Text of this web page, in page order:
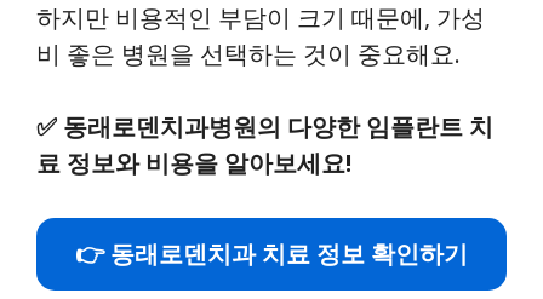
하지만 비용적인 부담이 크기 때문에, 가성
비 좋은 병원을 선택하는 것이 중요해요.
✅ 동래로덴치과병원의 다양한 임플란트 치
료 정보와 비용을 알아보세요!
👉 동래로덴치과 치료 정보 확인하기